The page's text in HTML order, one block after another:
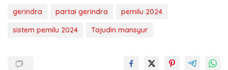
gerindra partai gerindra
pemilu 2024
sistem pemilu 2024
Tajudin mansyur